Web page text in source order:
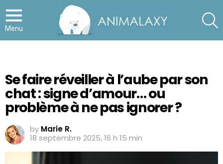
Menu
Se faire réveiller à l’aube par son
chat : signe d’amour… ou
problème à ne pas ignorer ?
by Marie R.
18 septembre 2025, 16 h 15 min